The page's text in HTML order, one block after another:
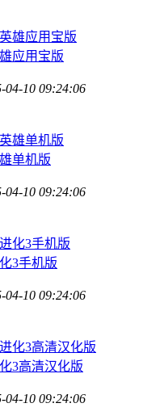
应用宝版
04-10 09:24:06
单机版
04-10 09:24:06
3手机版
04-10 09:24:06
3高清汉化版
04-10 09:24:06